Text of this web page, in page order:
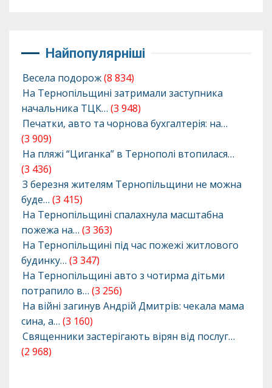
Найпопулярніші
Весела подорож(8 834)
На Тернопільщині затримали заступника
начальника ТЦК… (3 948)
Печатки, авто та чорнова бухгалтерія: на…
(3 909)
На пляжі “Циганка” в Тернополі втопилася…
(3 436)
З березня жителям Тернопільщини не можна
буде… (3 415)
На Тернопільщині спалахнула масштабна
пожежа на… (3 363)
На Тернопільщині під час пожежі житлового
будинку… (3 347)
На Тернопільщині авто з чотирма дітьми
потрапило в… (3 256)
На війні загинув Андрій Дмитрів: чекала мама
сина, а… (3 160)
Священники застерігають вірян від послуг…
(2 968)